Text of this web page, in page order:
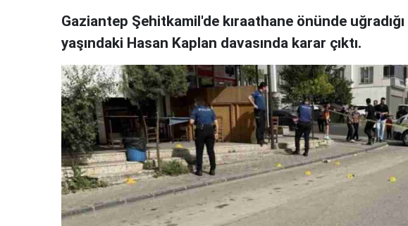
Gaziantep Şehitkamil'de kıraathane önünde uğradığı
yaşındaki Hasan Kaplan davasında karar çıktı.